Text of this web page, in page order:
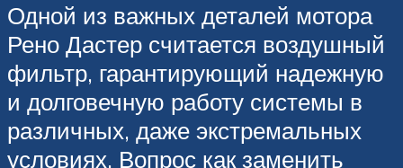
Одной из важных деталей мотора
Рено Дастер считается воздушный
фильтр, гарантирующий надежную
и долговечную работу системы в
различных, даже экстремальных
условиях. Вопрос как заменить